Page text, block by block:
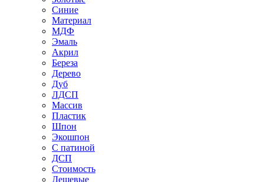
Синие
Материал
МДФ
Эмаль
Акрил
Береза
Дерево
Дуб
ЛДСП
Массив
Пластик
Шпон
Экошпон
С патиной
ДСП
Стоимость
Дешевые